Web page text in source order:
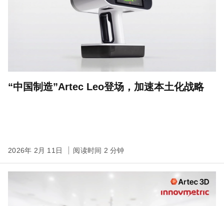
“中国制造”Artec Leo登场，加速本土化战略
2026年 2月 11日 阅读时间 2 分钟